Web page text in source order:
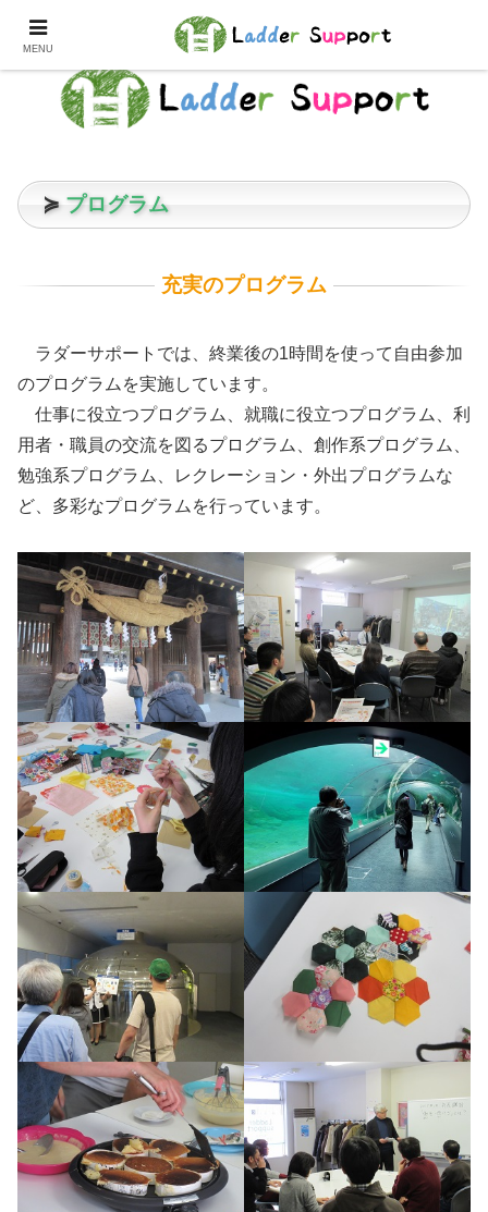
≽ プログラム
充実のプログラム
ラダーサポートでは、終業後の1時間を使って自由参加
のプログラムを実施しています。
仕事に役立つプログラム、就職に役立つプログラム、利
用者・職員の交流を図るプログラム、創作系プログラム、
勉強系プログラム、レクレーション・外出プログラムな
ど、多彩なプログラムを行っています。
MENU